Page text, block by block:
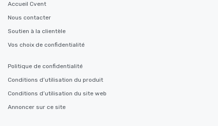
Accueil Cvent
Nous contacter
Soutien à la clientèle
Vos choix de confidentialité
Politique de confidentialité
Conditions d’utilisation du produit
Conditions d’utilisation du site web
Annoncer sur ce site